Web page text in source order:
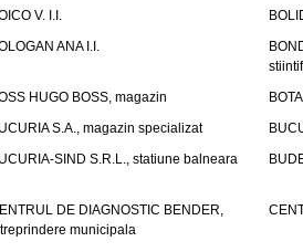
V. I.I.
ANA I.I.
HUGO BOSS, magazin
S.A., magazin specializat
SIND S.R.L., statiune balneara
DE DIAGNOSTIC BENDER,
municipala